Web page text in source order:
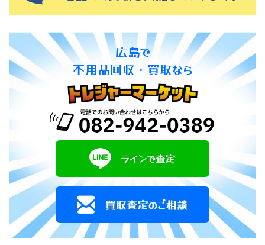
広島で
不用品回収・買取なら